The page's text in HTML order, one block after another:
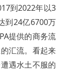
到2022年以3
到24亿6700万
提供的商务流
汇流。 看起来
遇水土不服的